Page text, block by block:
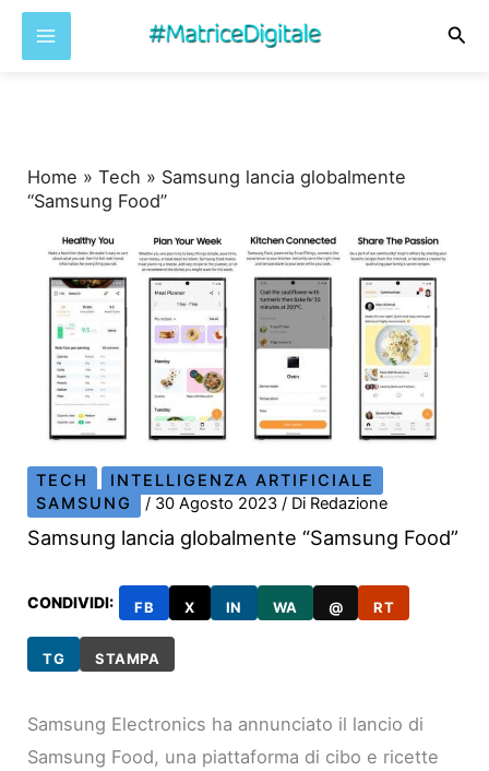
Home »Tech » Samsung lancia globalmente
“Samsung Food”
TECH
INTELLIGENZA ARTIFICIALE
SAMSUNG
/ 30 Agosto 2023/ Di Redazione
Samsung lancia globalmente “Samsung Food”
CONDIVIDI: FB X IN WA @ RT
TG STAMPA
Samsung Electronics ha annunciato il lancio di
Samsung Food, una piattaforma di cibo e ricette